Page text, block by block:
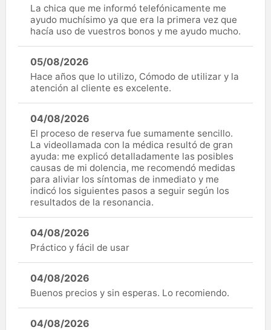
La chica que me informó telefónicamente me
ayudo muchísimo ya que era la primera vez que
hacía uso de vuestros bonos y me ayudo mucho.
05/08/2026
Hace años que lo utilizo, Cómodo de utilizar y la
atención al cliente es excelente.
04/08/2026
El proceso de reserva fue sumamente sencillo.
La videollamada con la médica resultó de gran
ayuda: me explicó detalladamente las posibles
causas de mi dolencia, me recomendó medidas
para aliviar los síntomas de inmediato y me
indicó los siguientes pasos a seguir según los
resultados de la resonancia.
04/08/2026
Práctico y fácil de usar
04/08/2026
Buenos precios y sin esperas. Lo recomiendo.
04/08/2026